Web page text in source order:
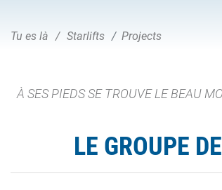
Tu es là Starlifts Projects
À SES PIEDS SE TROUVE LE BEAU
LE GROUPE